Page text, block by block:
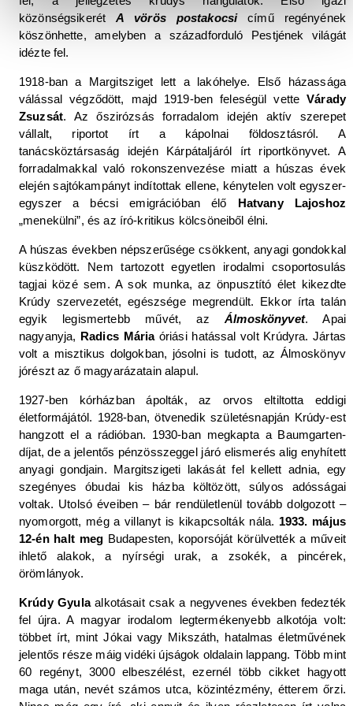
közönségsikerétA vörös postakocsi
című regényének
köszönhette, amelyben a századforduló Pestjének világát
idézte fel.
1918-ban a Margitsziget lett a lakóhelye. Első házassága
válással végződött, majd 1919-ben feleségül vetteVárady
Zsuzsát. Az őszirózsás forradalom idején aktív szerepet
vállalt, riportot írt a kápolnai földosztásról. A
tanácsköztársaság idején Kárpátaljáról írt riportkönyvet. A
forradalmakkal való rokonszenvezése miatt a húszas évek
elején sajtókampányt indítottak ellene, kénytelen volt egyszer-
egyszer a bécsi emigrációban élő Hatvany Lajoshoz
„menekülni”, és az író-kritikus kölcsöneiből élni.
A húszas években népszerűsége csökkent, anyagi gondokkal
küszködött. Nem tartozott egyetlen irodalmi csoportosulás
tagjai közé sem. A sok munka, az önpusztító élet kikezdte
Krúdy szervezetét, egészsége megrendült. Ekkor írta talán
egyik legismertebb művét, azÁlmoskönyvet. Apai
nagyanyja, Radics Máriaóriási hatással volt Krúdyra. Jártas
volt a misztikus dolgokban, jósolni is tudott, az Álmoskönyv
jórészt az ő magyarázatain alapul.
1927-ben kórházban ápolták, az orvos eltiltotta eddigi
életformájától. 1928-ban, ötvenedik születésnapján Krúdy-est
hangzott el a rádióban. 1930-ban megkapta a Baumgarten-
díjat, de a jelentős pénzösszeggel járó elismerés alig enyhített
anyagi gondjain. Margitszigeti lakását fel kellett adnia, egy
szegényes óbudai kis házba költözött, súlyos adósságai
voltak. Utolsó éveiben – bár rendületlenül tovább dolgozott –
nyomorgott, még a villanyt is kikapcsolták nála. 1933. május
12-én halt meg Budapesten, koporsóját körülvették a műveit
ihlető alakok, a nyírségi urak, a zsokék, a pincérek,
örömlányok.
Krúdy Gyulaalkotásait csak a negyvenes években fedezték
fel újra. A magyar irodalom legtermékenyebb alkotója volt:
többet írt, mint Jókai vagy Mikszáth, hatalmas életművének
jelentős része máig vidéki újságok oldalain lappang. Több mint
60 regényt, 3000 elbeszélést, ezernél több cikket hagyott
maga után, nevét számos utca, közintézmény, étterem őrzi.